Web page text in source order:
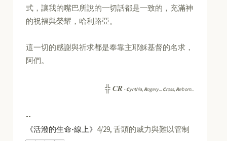
式，讓我的嘴巴所說的一切話都是一致的，充滿神
的祝福與榮耀，哈利路亞。
這一切的感謝與祈求都是奉靠主耶穌基督的名求，
阿們。
╬CR -Cynthia, Rogery... Cross, Reborn...
--
《活潑的生命-線上》 4/29, 舌頭的威力與難以管制